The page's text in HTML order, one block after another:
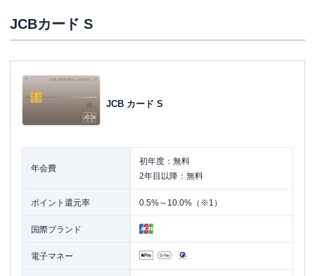
JCBカード S
JCB カード S
年会費
初年度：無料
2年目以降：無料
ポイント還元率 0.5%～10.0%（※1）
国際ブランド
電子マネー